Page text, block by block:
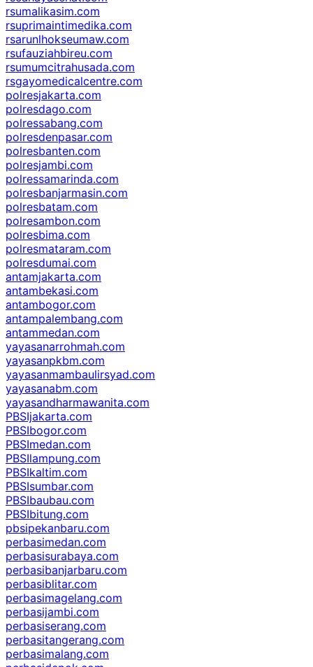
rsumalikasim.com
rsuprimaintimedika.com
rsarunlhokseumaw.com
rsufauziahbireu.com
rsumumcitrahusada.com
rsgayomedicalcentre.com
polresjakarta.com
polresdago.com
polressabang.com
polresdenpasar.com
polresbanten.com
polresjambi.com
polressamarinda.com
polresbanjarmasin.com
polresbatam.com
polresambon.com
polresbima.com
polresmataram.com
polresdumai.com
antamjakarta.com
antambekasi.com
antambogor.com
antampalembang.com
antammedan.com
yayasanarrohmah.com
yayasanpkbm.com
yayasanmambaulirsyad.com
yayasanabm.com
yayasandharmawanita.com
PBSIjakarta.com
PBSIbogor.com
PBSImedan.com
PBSIlampung.com
PBSIkaltim.com
PBSIsumbar.com
PBSIbaubau.com
PBSIbitung.com
pbsipekanbaru.com
perbasimedan.com
perbasisurabaya.com
perbasibanjarbaru.com
perbasiblitar.com
perbasimagelang.com
perbasijambi.com
perbasiserang.com
perbasitangerang.com
perbasimalang.com